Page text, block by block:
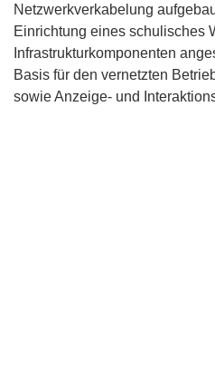
Netzwerkverkabelung
Einrichtung eines schulisches
Infrastrukturkomponenten
Basis für den vernetzten
sowie Anzeige- und